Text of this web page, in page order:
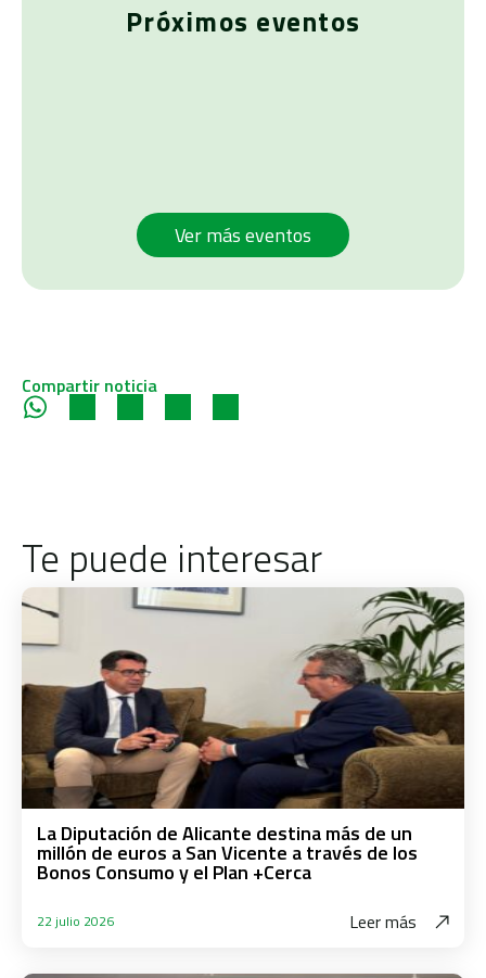
Próximos eventos
Ver más eventos
Compartir noticia
Te puede interesar
La Diputación de Alicante destina más de un
millón de euros a San Vicente a través de los
Bonos Consumo y el Plan +Cerca
22 julio 2026 Leer más